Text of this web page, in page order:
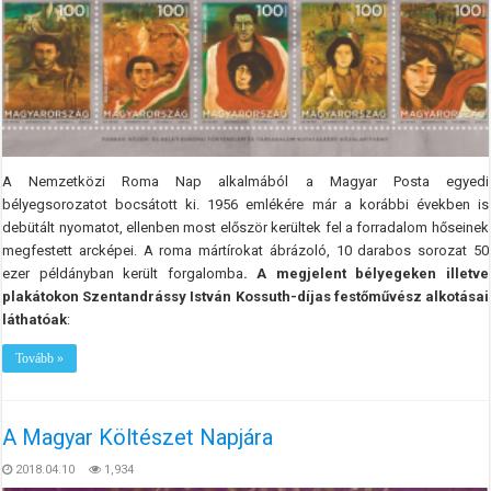
A Nemzetközi Roma Nap alkalmából a Magyar Posta egyedi
bélyegsorozatot bocsátott ki. 1956 emlékére már a korábbi években is
debütált nyomatot, ellenben most először kerültek fel a forradalom hőseinek
megfestett arcképei. A roma mártírokat ábrázoló, 10 darabos sorozat 50
ezer példányban került forgalomba. A
megjelent bélyegeken illetve
plakátokon Szentandrássy István Kossuth-díjas festőművész alkotásai
láthatóak:
Tovább »
A Magyar Költészet Napjára
2018.04.10 1,934